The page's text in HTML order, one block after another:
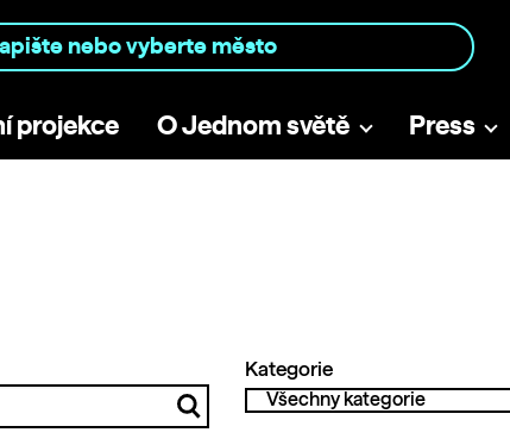
projekce O Jednom světě Press
Kategorie